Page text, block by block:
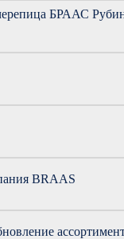
БРААС
BRAAS